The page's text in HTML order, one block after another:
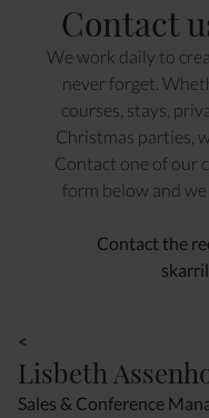
Contact
We work daily to
never forget.
courses, stays,
Christmas parties,
Contact one of our
form below and
Contact the
<
Lisbeth
Sales & Conference